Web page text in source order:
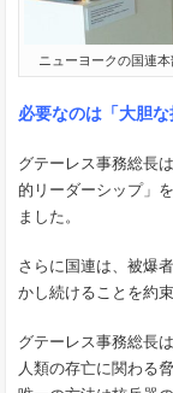
ニューヨークの国連
必要なのは「大胆な
グテーレス事務総長
的リーダーシップ」
ました。
さらに国連は、被爆
かし続けることを約
グテーレス事務総長
人類の存亡に関わる